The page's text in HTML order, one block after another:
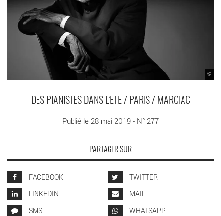
©
DES PIANISTES DANS L’ETE / PARIS / MARCIAC
Publié le 28 mai 2019 - N° 277
PARTAGER SUR
FACEBOOK
TWITTER
LINKEDIN
MAIL
SMS
WHATSAPP